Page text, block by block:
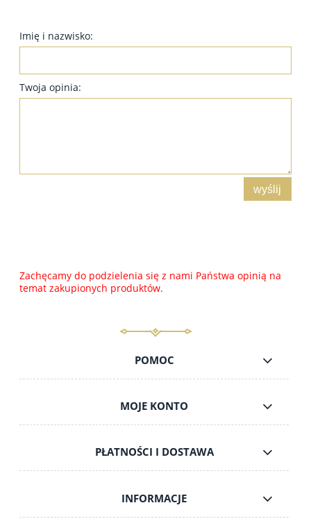
Imię i nazwisko:
Twoja opinia:
wyślij
Zachęcamy do podzielenia się z nami Państwa opinią na
temat zakupionych produktów.
POMOC
MOJE KONTO
PŁATNOŚCI I DOSTAWA
INFORMACJE